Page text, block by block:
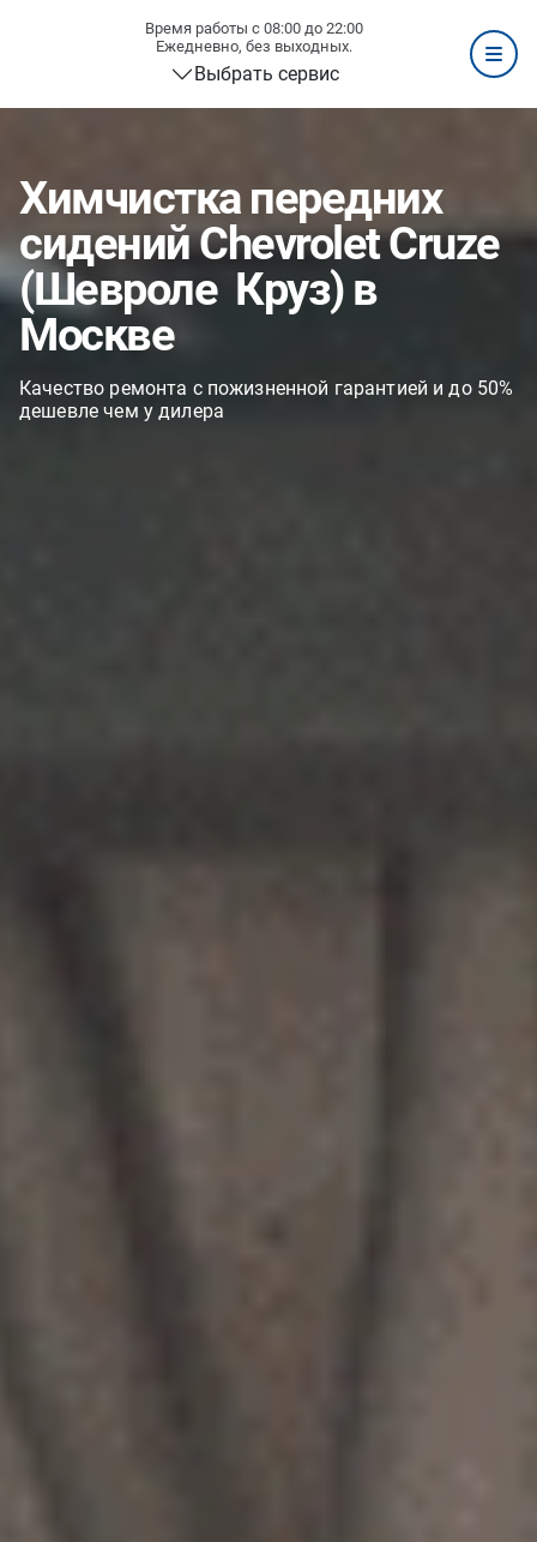
Время работы с 08:00 до 22:00
Ежедневно, без выходных.
Выбрать сервис
Химчистка передних
сидений Chevrolet Cruze
(Шевроле Круз) в
Москве
Качество ремонта с пожизненной гарантией и до 50%
дешевле чем у дилера